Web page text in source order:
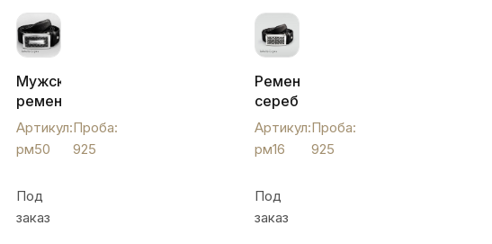
Мужской
ремень
с
серебряной
пряжкой
рм50
Артикул:
рм50
Проба:
925
Под
заказ
Ремень
серебряный
с
черненым
орнаментом,
Артикул:
рм16
Проба:
925
Под
заказ